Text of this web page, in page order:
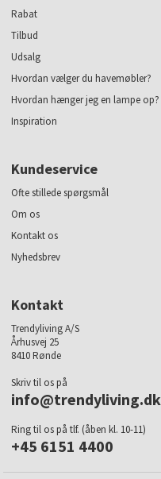
Rabat
Tilbud
Udsalg
Hvordan vælger du havemøbler?
Hvordan hænger jeg en lampe op?
Inspiration
Kundeservice
Ofte stillede spørgsmål
Om os
Kontakt os
Nyhedsbrev
Kontakt
Trendyliving A/S
Århusvej 25
8410 Rønde
Skriv til os på
info@trendyliving.dk
Ring til os på tlf. (åben kl. 10-11)
+45 6151 4400